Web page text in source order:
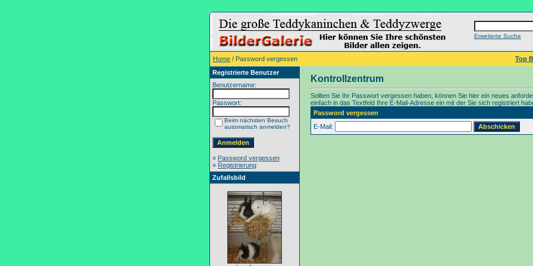
Erweiterte Suche
Home / Password vergessen Top
Registrierte Benutzer
Benutzername:
Passwort:
Beim nächsten Besuch
automatisch anmelden?
» Password vergessen
» Registrierung
Zufallsbild
Kontrollzentrum
Sollten Sie Ihr Passwort vergessen haben, können Sie hier ein neues
einfach in das Textfeld Ihre E-Mail-Adresse ein mit der Sie sich registriert
Password vergessen
E-Mail: